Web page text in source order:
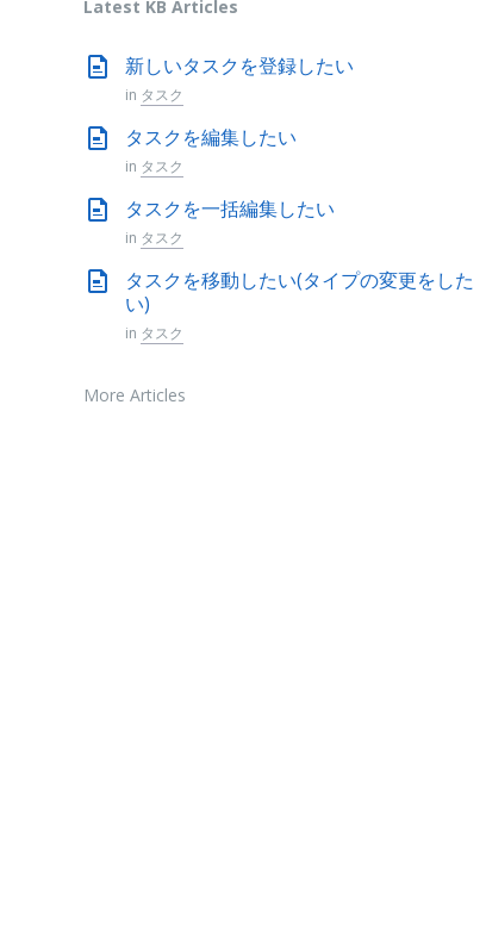
Latest KB Articles
新しいタスクを登録したい
in タスク
タスクを編集したい
in タスク
タスクを一括編集したい
in タスク
タスクを移動したい(タイプの変更をした
い)
in タスク
More Articles